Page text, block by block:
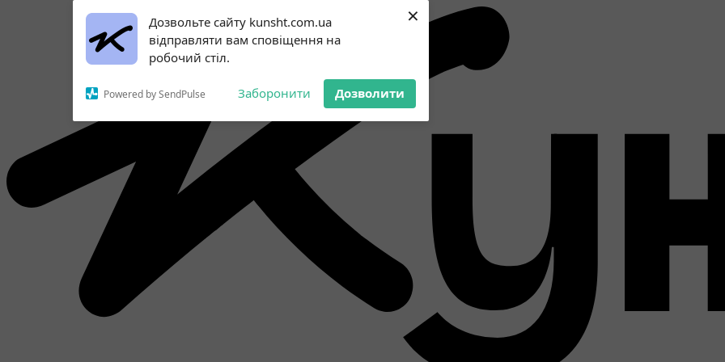
Дозвольте сайту kunsht.com.ua
відправляти вам сповіщення на
робочий стіл.
Powered by SendPulse Заборонити Дозволити
×
Subscribe to our
notifications!
To enable permission prompts, click
on the notification icon